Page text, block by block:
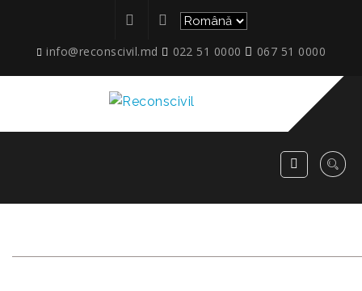
info@reconscivil.md 022 51 0000 067 51 0000